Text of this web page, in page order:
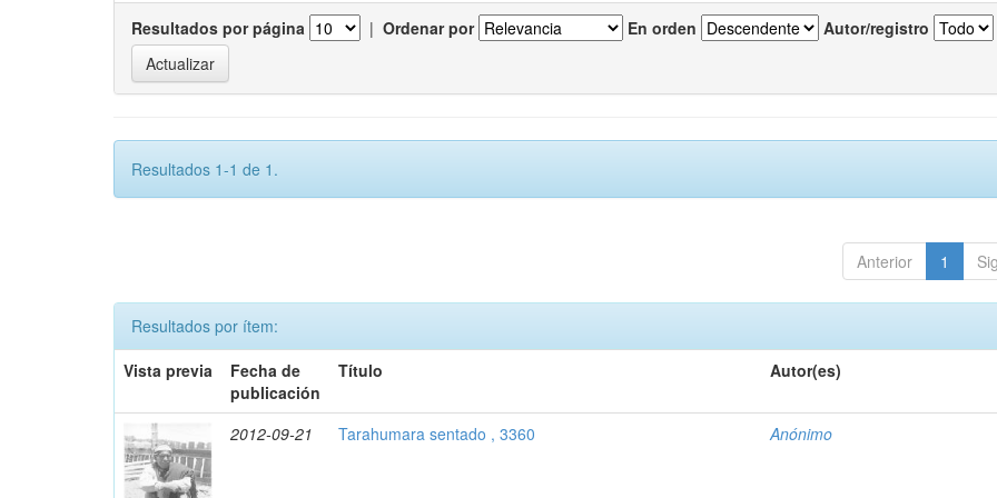
Resultados por página | Ordenar por En orden Autor/registro
Resultados 1-1 de 1.
Anterior 1
Resultados por ítem:
Vista previa
Fecha de
publicación
Título Autor(es)
2012-09-21 Tarahumara sentado , 3360 Anónimo